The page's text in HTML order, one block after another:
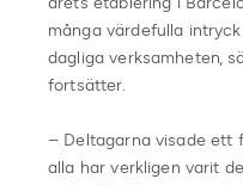
många värdefulla
dagliga verksamheten,
fortsätter.
– Deltagarna visade ett
alla har verkligen varit